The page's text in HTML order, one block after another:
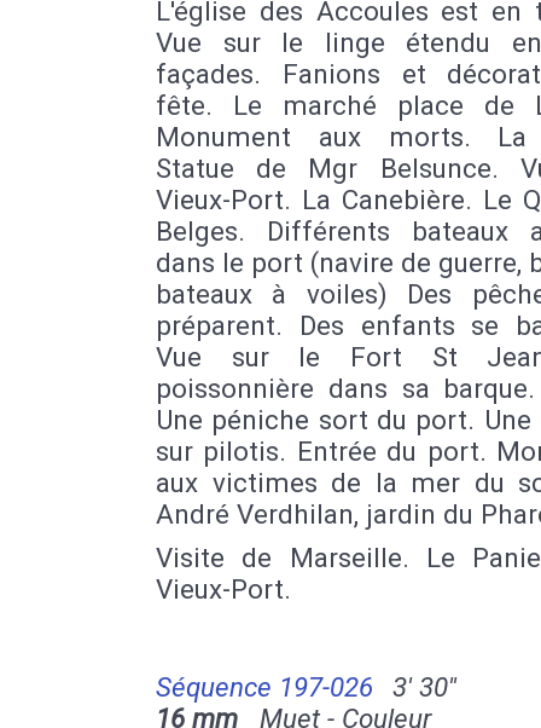
L'église des Accoules est en
Vue sur le linge étendu
façades. Fanions et
fête. Le marché place de
Monument aux morts. La
Statue de Mgr Belsunce.
Vieux-Port. La Canebière. Le
Belges. Différents bateaux
dans le port (navire de guerre,
bateaux à voiles) Des
préparent. Des enfants se
Vue sur le Fort St
poissonnière dans sa
Une péniche sort du port. Une
sur pilotis. Entrée du port.
aux victimes de la mer du
André Verdhilan, jardin du
Visite de Marseille. Le
Vieux-Port.
Séquence 197-026
3' 30''
16 mm Muet - Couleur